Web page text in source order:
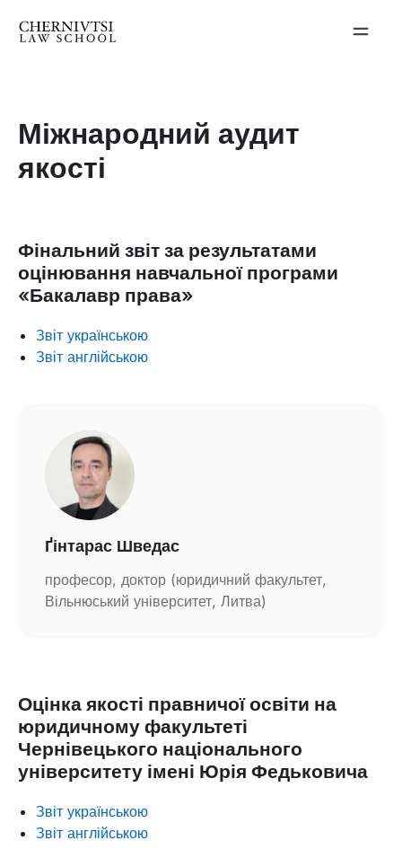
Міжнародний аудит
якості
Фінальний звіт за результатами
оцінювання навчальної програми
«Бакалавр права»
Звіт українською
Звіт англійською
Ґінтарас Шведас
професор, доктор (юридичний факультет,
Вільнюський університет, Литва)
Оцінка якості правничої освіти на
юридичному факультеті
Чернівецького національного
університету імені Юрія Федьковича
Звіт українською
Звіт англійською